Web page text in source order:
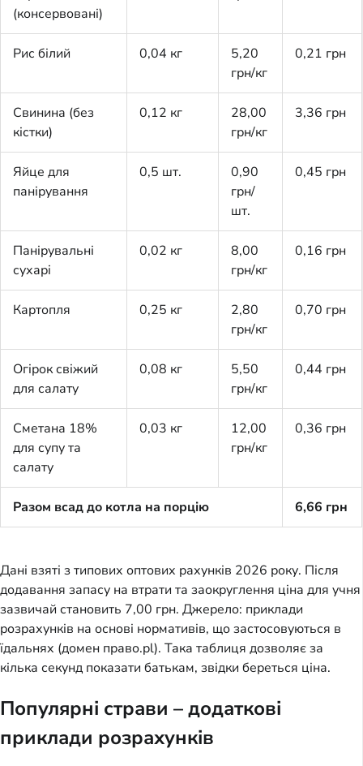
(консервовані)
Рис білий 0,04 кг
5,20
грн/кг
0,21 грн
Свинина (без
кістки)
0,12 кг
28,00
грн/кг
3,36 грн
Яйце для
панірування
0,5 шт.
0,90
грн/
шт.
0,45 грн
Панірувальні
сухарі
0,02 кг
8,00
грн/кг
0,16 грн
Картопля 0,25 кг
2,80
грн/кг
0,70 грн
Огірок свіжий
для салату
0,08 кг
5,50
грн/кг
0,44 грн
Сметана 18%
для супу та
салату
0,03 кг
12,00
грн/кг
0,36 грн
Разом всад до котла на порцію 6,66 грн
Дані взяті з типових оптових рахунків 2026 року. Після
додавання запасу на втрати та заокруглення ціна для учня
зазвичай становить 7,00 грн. Джерело: приклади
розрахунків на основі нормативів, що застосовуються в
їдальнях (домен право.pl). Така таблиця дозволяє за
кілька секунд показати батькам, звідки береться ціна.
Популярні страви – додаткові
приклади розрахунків